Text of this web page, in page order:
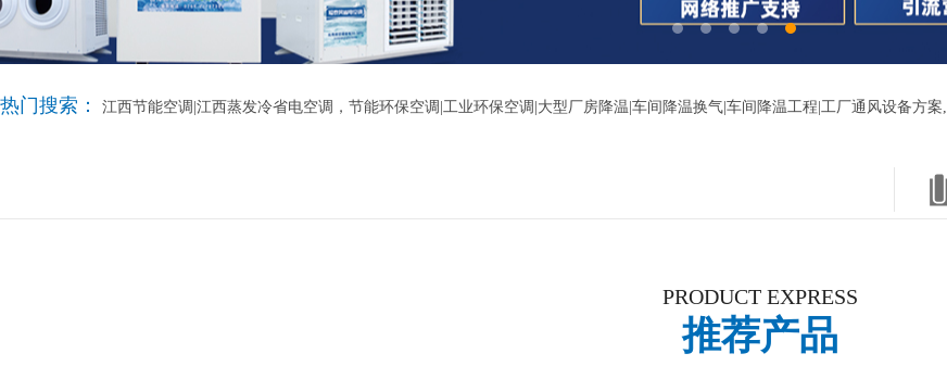
热门搜索： 江西节能空调|江西蒸发冷省电空调，节能环保空调|工业环保空调|大型厂房降温|车间降温换气|车间降温工程|工厂通风设备方案,
PRODUCT EXPRESS
推荐产品